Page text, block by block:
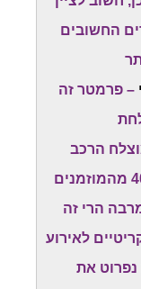
החשובים
– פרמטר זה
הרכב
המוזמנים צריך להיות שלפחות 40% מהמוזמנים
הרי זה
לאירוע
את